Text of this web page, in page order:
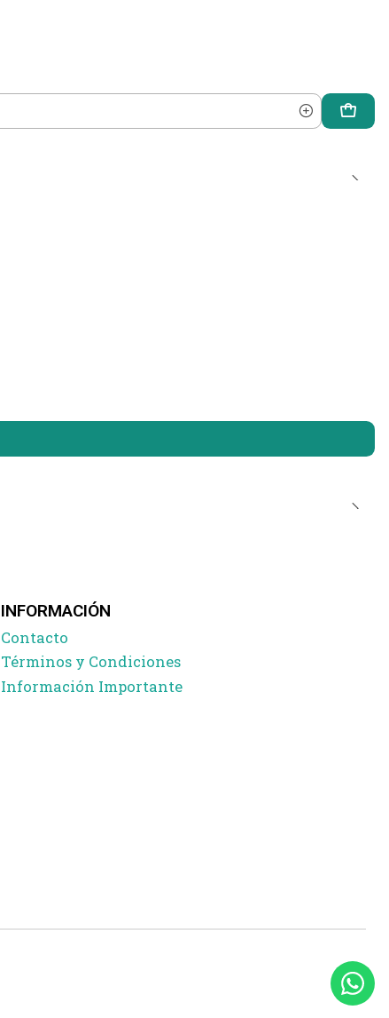
INFORMACIÓN
Contacto
Términos y Condiciones
Información Importante